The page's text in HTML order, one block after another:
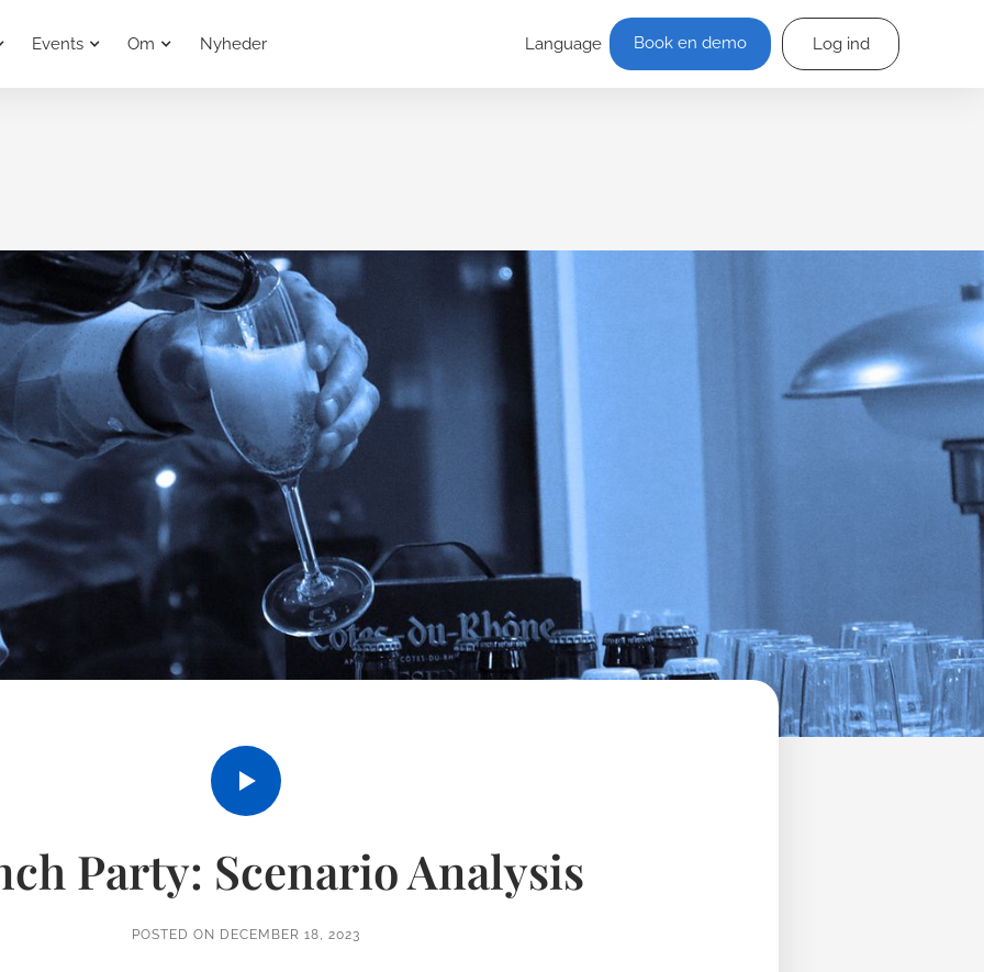
Events Om Nyheder Language Book en demo Log ind
Party: Scenario Analysis
POSTED ON DECEMBER 18, 2023